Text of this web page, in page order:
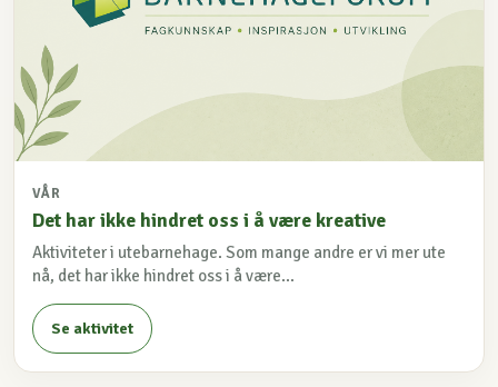
VÅR
Det har ikke hindret oss i å være kreative
Aktiviteter i utebarnehage. Som mange andre er vi mer ute
nå, det har ikke hindret oss i å være...
Se aktivitet